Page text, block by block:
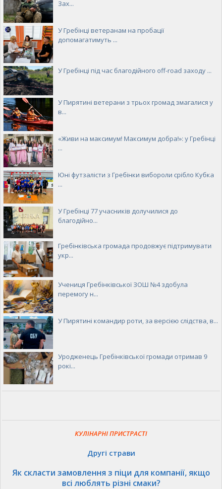
Зах...
У Гребінці ветеранам на пробації
допомагатимуть ...
У Гребінці під час благодійного off-road заходу ...
У Пирятині ветерани з трьох громад змагалися у
в...
«Живи на максимум! Максимум добра!»: у Гребінці
...
Юні футзалісти з Гребінки вибороли срібло Кубка
...
У Гребінці 77 учасників долучилися до
благодійно...
Гребінківська громада продовжує підтримувати
укр...
Учениця Гребінківської ЗОШ №4 здобула
перемогу н...
У Пирятині командир роти, за версією слідства, в...
Уродженець Гребінківської громади отримав 9
рокі...
КУЛІНАРНІ ПРИСТРАСТІ
Другі страви
Як скласти замовлення з піци для компанії, якщо
всі люблять різні смаки?